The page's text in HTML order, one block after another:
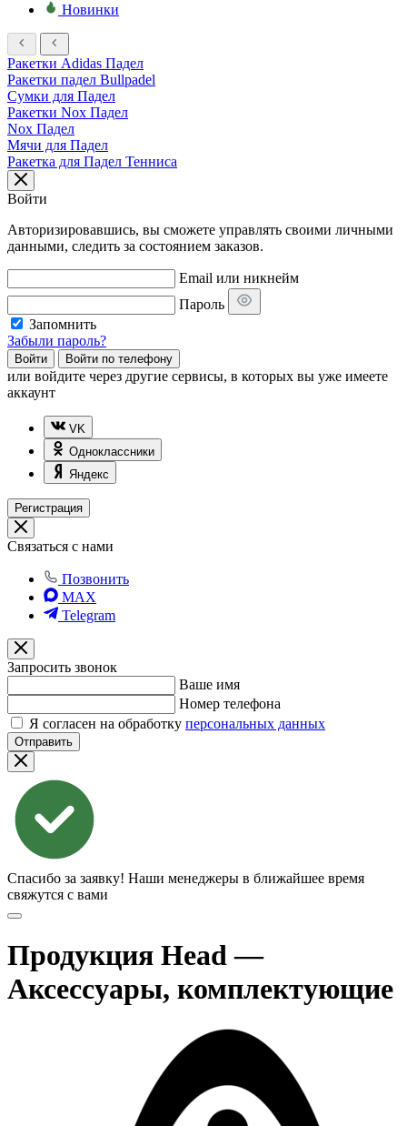
Новинки
Ракетки Adidas Падел
Ракетки падел Bullpadel
Сумки для Падел
Ракетки Nox Падел
Nox Падел
Мячи для Падел
Ракетка для Падел Тенниса
Войти
Авторизировавшись, вы сможете управлять своими личными
данными, следить за состоянием заказов.
Email или никнейм
Пароль
Запомнить
Забыли пароль?
Войти Войти по телефону
или войдите через другие сервисы, в которых вы уже имеете
аккаунт
VK
Одноклассники
Яндекс
Регистрация
Связаться с нами
Позвонить
MAX
Telegram
Запросить звонок
Ваше имя
Номер телефона
Я согласен на обработку персональных данных
Отправить
Спасибо за заявку! Наши менеджеры в ближайшее время
свяжутся с вами
Продукция Head —
Аксессуары, комплектующие